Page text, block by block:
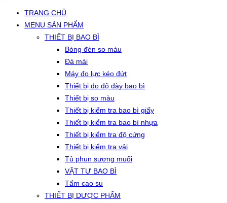
TRANG CHỦ
MENU SẢN PHẨM
THIẾT BỊ BAO BÌ
Bóng đèn so màu
Đá mài
Máy đo lực kéo đứt
Thiết bị đo độ dày bao bì
Thiết bị so màu
Thiết bị kiểm tra bao bì giấy
Thiết bị kiểm tra bao bì nhựa
Thiết bị kiểm tra độ cứng
Thiết bị kiểm tra vải
Tủ phun sương muối
VẬT TƯ BAO BÌ
Tấm cao su
THIẾT BỊ DƯỢC PHẨM